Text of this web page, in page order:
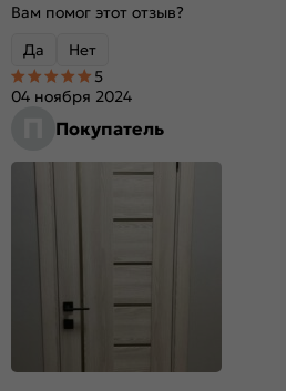
Вам помог этот отзыв?
Да
Нет
Покупатель
04 ноября 2024
5